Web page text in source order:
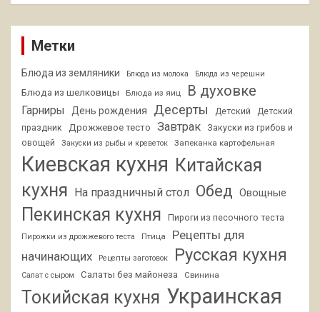
Метки
Блюда из земляники Блюда из молока Блюда из черешни
Блюда из шелковицы Блюда из яиц В духовке
Гарниры День рождения Десерты Детский
Детский
праздник
Дрожжевое тесто Завтрак
Закуски из грибов и
овощей
Закуски из рыбы и креветок Запеканка картофельная
Киевская кухня Китайская
кухня На праздничный стол Обед Овощные
Пекинская кухня Пироги из песочного теста
Пирожки из дрожжевого теста Птица
Рецепты для
начинающих
Рецепты заготовок Русская кухня
Салат с сыром Салаты без майонеза Свинина
Токийская кухня Украинская